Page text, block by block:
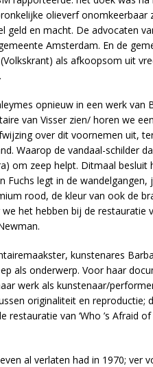
olieverf onomkeerbaar
geld en macht. De advocaten
Amsterdam. En de
als afkoopsom uit
opnieuw in een werk van
van Visser zien/ horen we
over dit voornemen uit,
Waarop de vandaal-schilder
om zeep helpt. Ditmaal besluit
Fuchs legt in de
rood, de kleur van ook de
het hebben bij de restauratie
kunstenares
als onderwerp. Voor haar
werk als kunstenaar/
originaliteit en reproductie;
van ‘Who ’s Afraid of
al verlaten had in 1970; ver